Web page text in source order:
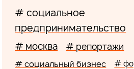
# социальное
предпринимательство
# москва # репортажи
# социальный бизнес #